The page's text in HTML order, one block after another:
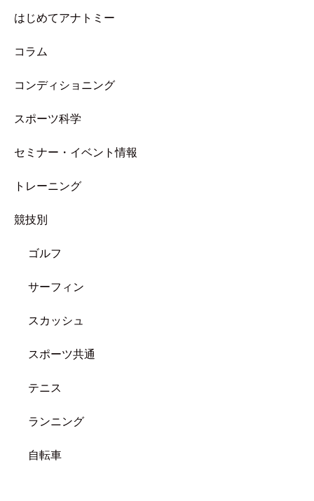
はじめてアナトミー
コラム
コンディショニング
スポーツ科学
セミナー・イベント情報
トレーニング
競技別
ゴルフ
サーフィン
スカッシュ
スポーツ共通
テニス
ランニング
自転車